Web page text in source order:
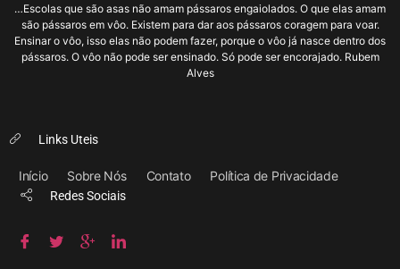
…Escolas que são asas não amam pássaros engaiolados. O que elas amam
são pássaros em vôo. Existem para dar aos pássaros coragem para voar.
Ensinar o vôo, isso elas não podem fazer, porque o vôo já nasce dentro dos
pássaros. O vôo não pode ser ensinado. Só pode ser encorajado. Rubem
Alves
Links Uteis
Início Sobre Nós Contato Política de Privacidade
Redes Sociais